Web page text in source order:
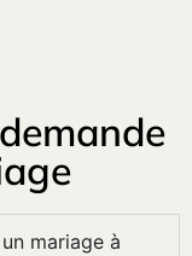
mariage à